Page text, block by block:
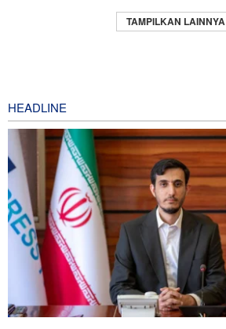
TAMPILKAN LAINNYA
HEADLINE